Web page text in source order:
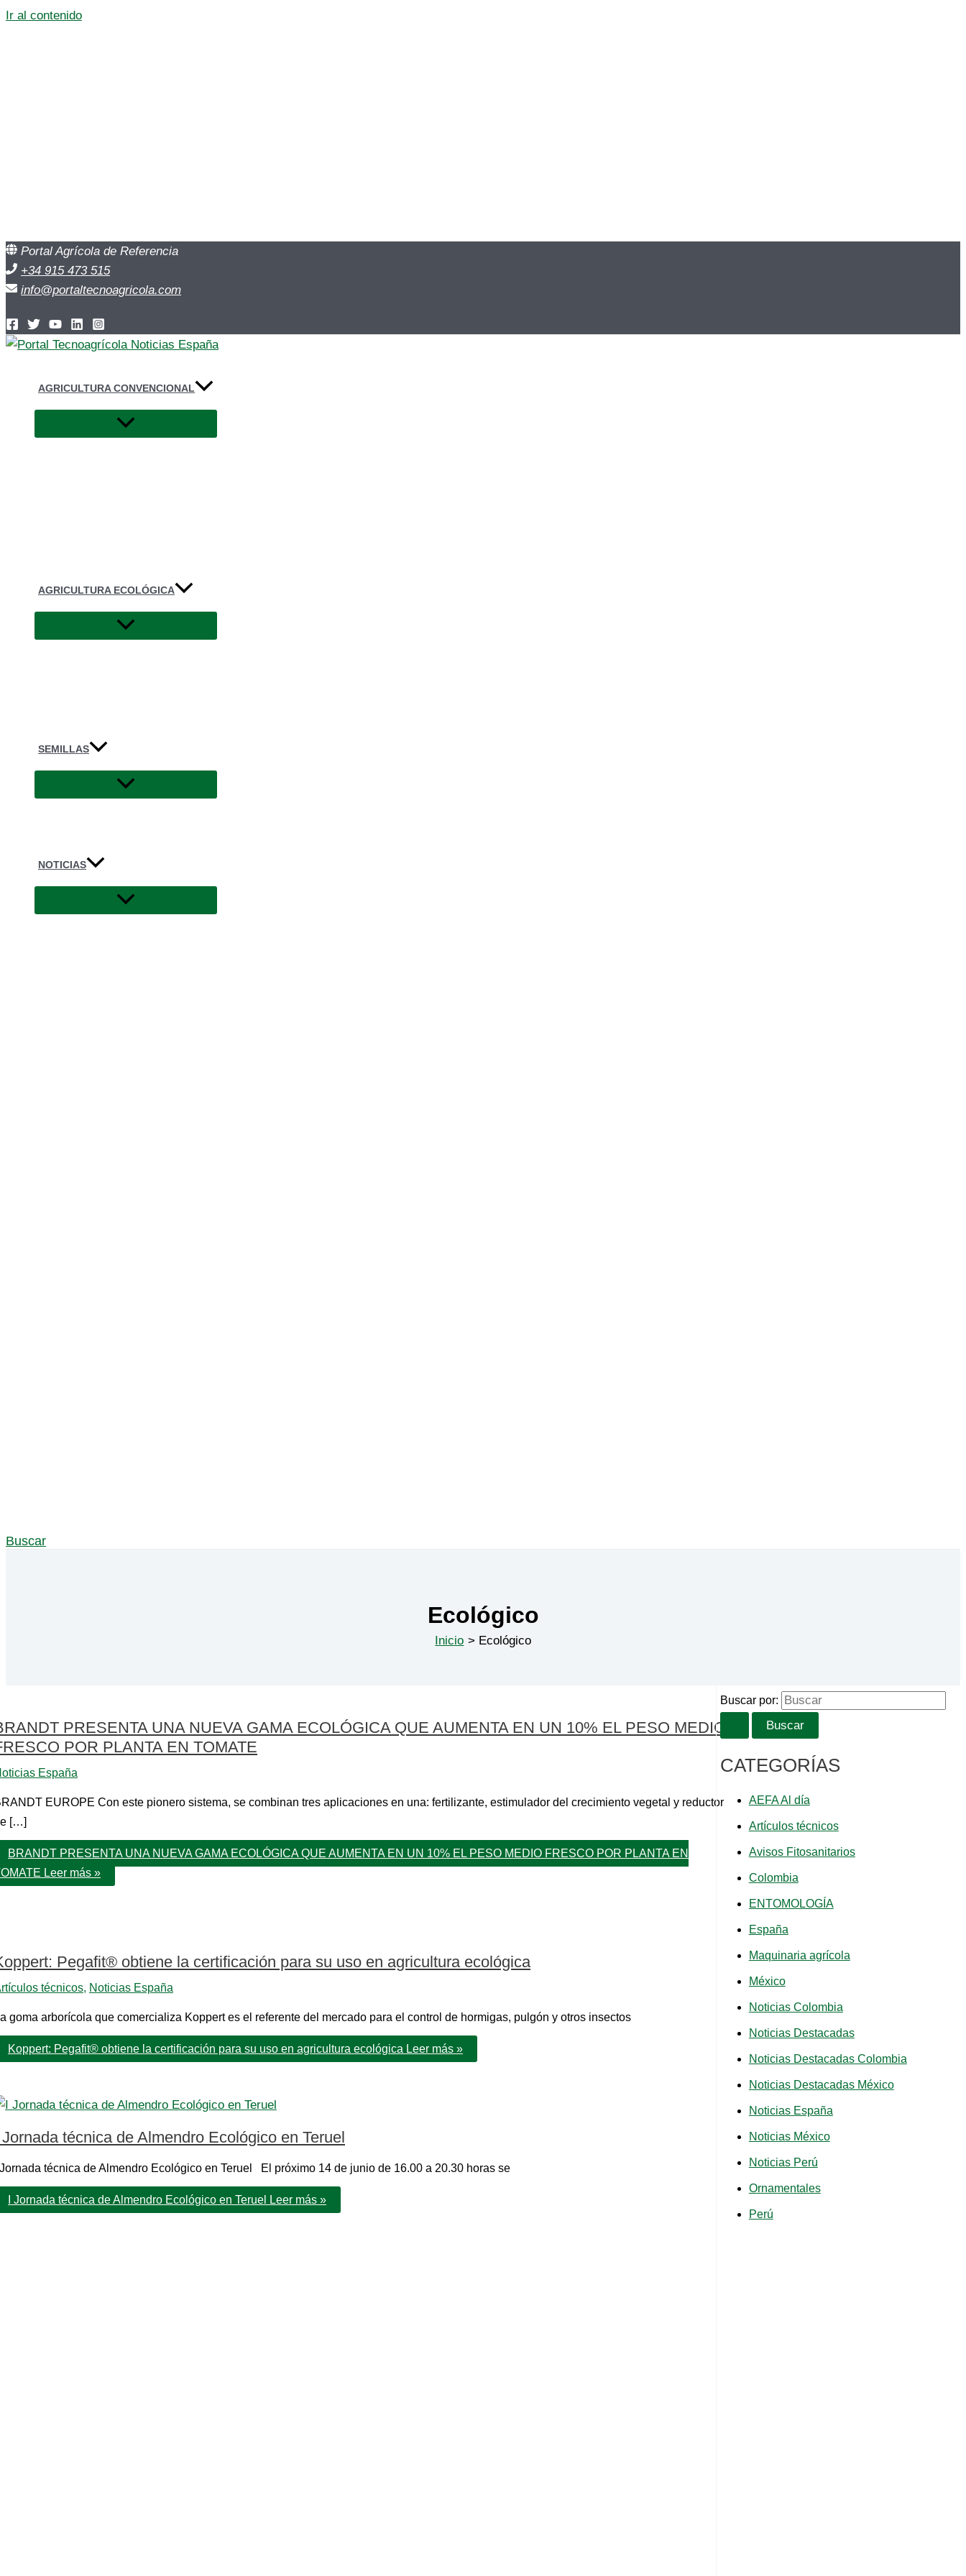
Ir al contenido
Portal Agrícola de Referencia
+34 915 473 515
info@portaltecnoagricola.com
AGRICULTURA CONVENCIONAL
AGRICULTURA ECOLÓGICA
SEMILLAS
NOTICIAS
Buscar
Ecológico
Inicio Ecológico
PRESENTA UNA NUEVA GAMA ECOLÓGICA QUE AUMENTA EN UN 10% EL PESO MEDIO
POR PLANTA EN TOMATE
España
EUROPE Con este pionero sistema, se combinan tres aplicaciones en una: fertilizante, estimulador del crecimiento vegetal y reductor
[…]
BRANDT PRESENTA UNA NUEVA GAMA ECOLÓGICA QUE AUMENTA EN UN 10% EL PESO MEDIO FRESCO POR PLANTA EN
Leer más »
Pegafit® obtiene la certificación para su uso en agricultura ecológica
técnicos, Noticias España
goma arborícola que comercializa Koppert es el referente del mercado para el control de hormigas, pulgón y otros insectos
Koppert: Pegafit® obtiene la certificación para su uso en agricultura ecológica Leer más »
técnica de Almendro Ecológico en Teruel
técnica de Almendro Ecológico en Teruel El próximo 14 de junio de 16.00 a 20.30 horas se
I Jornada técnica de Almendro Ecológico en Teruel Leer más »
Buscar por:
CATEGORÍAS
AEFA Al día
Artículos técnicos
Avisos Fitosanitarios
Colombia
ENTOMOLOGÍA
España
Maquinaria agrícola
México
Noticias Colombia
Noticias Destacadas
Noticias Destacadas Colombia
Noticias Destacadas México
Noticias España
Noticias México
Noticias Perú
Ornamentales
Perú